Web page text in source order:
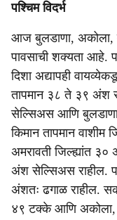
पश्चिम विदर्भ
आज बुलडाणा, अकोला,
पावसाची शक्यता आहे.
दिशा अद्यापही
तापमान ३८ ते ३९ अंश
सेल्सिअस आणि
किमान तापमान
अमरावती जिल्‍ह्यांत
अंश सेल्सिअस राहील.
अंशतः ढगाळ राहील.
४९ टक्के आणि अकोला,